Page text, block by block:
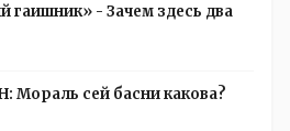
гаишник» - Зачем здесь два
Мораль сей басни какова?